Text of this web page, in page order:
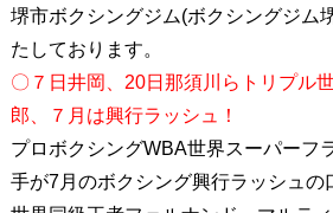
堺市ボクシングジム(ボクシングジム
たしております。
〇７日井岡、20日那須川らトリプル
郎、７月は興行ラッシュ！
プロボクシングWBA世界スーパーフ
手が7月のボクシング興行ラッシュの